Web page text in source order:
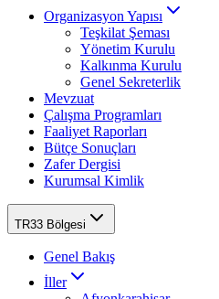
Organizasyon Yapısı
Teşkilat Şeması
Yönetim Kurulu
Kalkınma Kurulu
Genel Sekreterlik
Mevzuat
Çalışma Programları
Faaliyet Raporları
Bütçe Sonuçları
Zafer Dergisi
Kurumsal Kimlik
TR33 Bölgesi
Genel Bakış
İller